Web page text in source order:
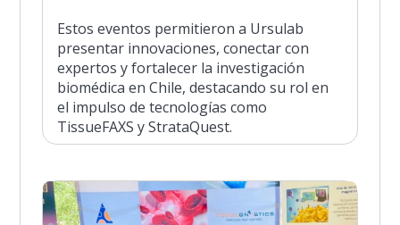
Estos eventos permitieron a Ursulab
presentar innovaciones, conectar con
expertos y fortalecer la investigación
biomédica en Chile, destacando su rol en
el impulso de tecnologías como
TissueFAXS y StrataQuest.